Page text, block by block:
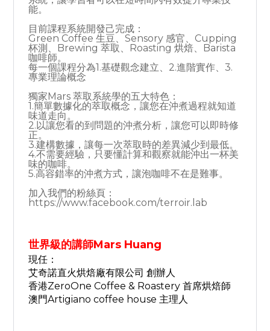
能。
目前課程系統開發己完成：
Green Coffee 生豆、Sensory 感官、Cupping
杯測、Brewing 萃取、Roasting 烘焙、Barista
咖啡師。
每一個課程分為1.基礎觀念建立、2.進階實作、3.
專業理論概念
獨家Mars 萃取系統學的五大特色：
1.簡單數據化的萃取概念，讓您在沖煮過程就知道
味道走向。
2.以讓您看的到問題的沖煮分析，讓您可以即時修
正。
3.建構數據，讓每一次萃取時的差異減少到最低。
4.不需要經驗，只要懂計算和觀察就能沖出一杯美
味的咖啡。
5.高容錯率的沖煮方式，讓泡咖啡不在是難事。
加入我們的粉絲頁：
https://www.facebook.com/terroir.lab
世界級的講師Mars Huang
現任：
艾奇諾直火烘焙廠有限公司 創辦人
香港ZeroOne Coffee & Roastery 首席烘焙師
澳門Artigiano coffee house 主理人